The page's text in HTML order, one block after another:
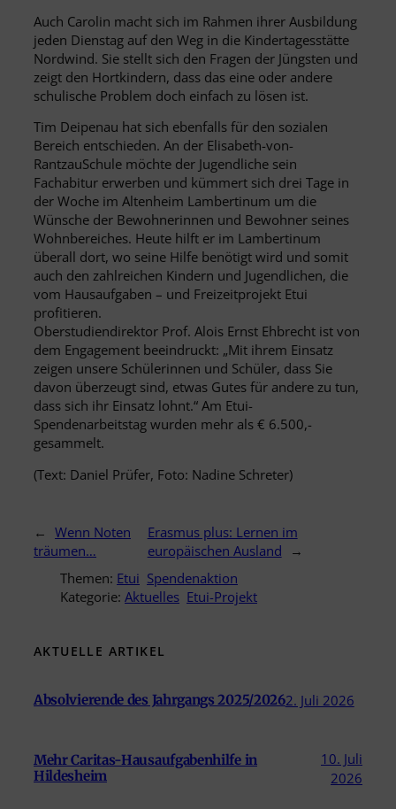
Auch Carolin macht sich im Rahmen ihrer Ausbildung
jeden Dienstag auf den Weg in die Kindertagesstätte
Nordwind. Sie stellt sich den Fragen der Jüngsten und
zeigt den Hortkindern, dass das eine oder andere
schulische Problem doch einfach zu lösen ist.
Tim Deipenau hat sich ebenfalls für den sozialen
Bereich entschieden. An der Elisabeth-von-
RantzauSchule möchte der Jugendliche sein
Fachabitur erwerben und kümmert sich drei Tage in
der Woche im Altenheim Lambertinum um die
Wünsche der Bewohnerinnen und Bewohner seines
Wohnbereiches. Heute hilft er im Lambertinum
überall dort, wo seine Hilfe benötigt wird und somit
auch den zahlreichen Kindern und Jugendlichen, die
vom Hausaufgaben – und Freizeitprojekt Etui
profitieren.
Oberstudiendirektor Prof. Alois Ernst Ehbrecht ist von
dem Engagement beeindruckt: „Mit ihrem Einsatz
zeigen unsere Schülerinnen und Schüler, dass Sie
davon überzeugt sind, etwas Gutes für andere zu tun,
dass sich ihr Einsatz lohnt.“ Am Etui-
Spendenarbeitstag wurden mehr als € 6.500,-
gesammelt.
(Text: Daniel Prüfer, Foto: Nadine Schreter)
← Wenn Noten
träumen…
Erasmus plus: Lernen im
europäischen Ausland
→
Themen: Etui Spendenaktion
Kategorie: Aktuelles Etui-Projekt
AKTUELLE ARTIKEL
Absolvierende des Jahrgangs 2025/20262. Juli 2026
Mehr Caritas-Hausaufgabenhilfe in
Hildesheim
10. Juli
2026